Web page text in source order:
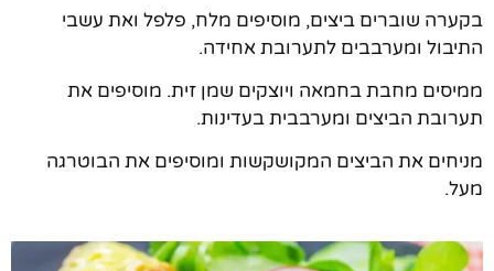
בקערה שוברים ביצים, מוסיפים מלח, פלפל ואת עשבי
התיבול ומערבבים לתערובת אחידה.
ממיסים מחבת בחמאה ויוצקים שמן זית. מוסיפים את
תערובת הביצים ומערבבית בעדינות.
מניחים את הביצים המקושקשות ומוסיפים את הבוטרגה
מעל.